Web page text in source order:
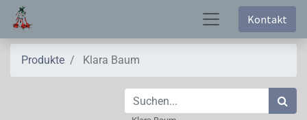
Kontakt
Produkte Klara Baum